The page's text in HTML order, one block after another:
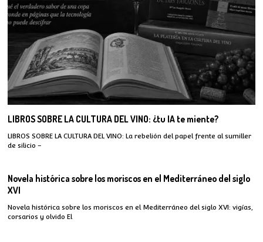
LIBROS SOBRE LA CULTURA DEL VINO: ¿tu IA te miente?
LIBROS SOBRE LA CULTURA DEL VINO: La rebelión del papel frente al sumiller
de silicio –
Novela histórica sobre los moriscos en el Mediterráneo del siglo
XVI
Novela histórica sobre los moriscos en el Mediterráneo del siglo XVI: vigías,
corsarios y olvido El